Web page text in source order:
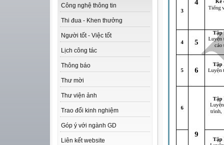
Công nghệ thông tin
Thi đua - Khen thưởng
Người tốt - Việc tốt
Lịch công tác
Thông báo
Thư mời
Thư viện ảnh
Trao đổi kinh nghiệm
Góp ý với ngành GD
Liên kết website